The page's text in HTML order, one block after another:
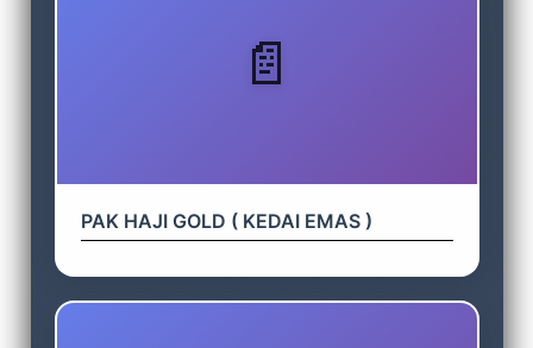
PAK HAJI GOLD ( KEDAI EMAS )